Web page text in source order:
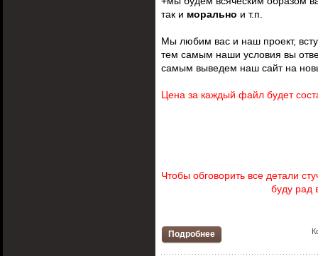
так и морально и т.п.
Мы любим вас и наш проект,
тем самым наши условия вы
самым выведем наш сайт на
Цена за каждый файл будет
Чтобы обговорить все детали
буду рад
Подробнее